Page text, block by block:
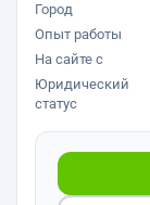
Город
Опыт работы
На сайте с
Юридический
статус